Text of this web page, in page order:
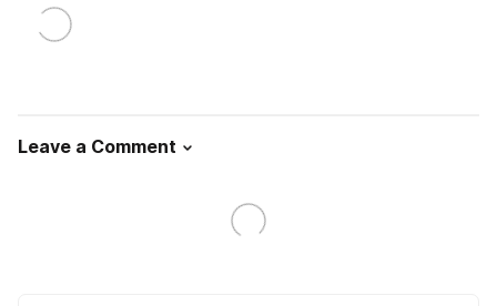
Leave a Comment